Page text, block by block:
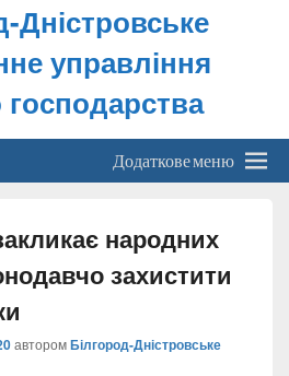
Дністровське
управління
Додаткове меню
народних
захистити
авторомБілгород-Дністровське